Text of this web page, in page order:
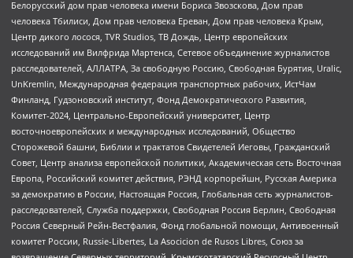
Белорусский дом прав человека имени Бориса Звозскова, Дом прав
человека Тбилиси, Дом прав человека Ереван, Дом прав человека Крым,
Центр дикого лосося, TVR Studios, ТВ Дождь, Центр европейских
исследований им Вилфрида Мартенса, Сетевое объединение журналистов
расследователей, АЛЛАТРА, За свободную Россию, Свободная Бурятия, Uralic,
UnKremlin, Международная федерация транспортных рабочих, ИстЧам
Финланд, Гудзоновский институт, Фонд Демократического Развития,
Комитет-2024, Центрально-Европейский университет, Центр
восточноевропейских и международных исследований, Общество
Сторожевой башни, Библии и трактатов Свидетелей Иеговы, Гражданский
Совет, Центр анализа европейской политики, Академическая сеть Восточная
Европа, Российский комитет действия, РЭНД корпорейшн, Русская Америка
за демократию в России, Настоящая Россия, Глобальная сеть журналистов-
расследователей, Служба поддержки, Свободная Россия Берлин, Свободная
Россия Северный Рейн-Вестфалия, Фонд глобальной помощи, Антивоенный
комитет России, Russie-Libertes, La Asocicion de Rusos Libres, Союз за